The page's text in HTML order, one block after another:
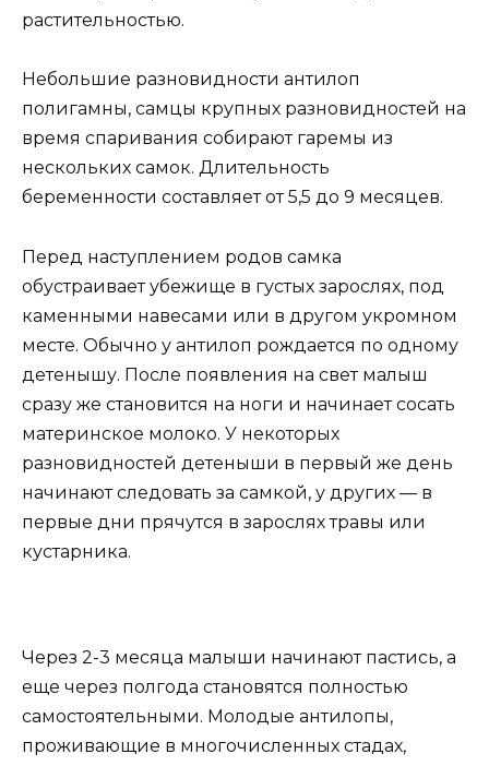
растительностью.
Небольшие разновидности антилоп
полигамны, самцы крупных разновидностей на
время спаривания собирают гаремы из
нескольких самок. Длительность
беременности составляет от 5,5 до 9 месяцев.
Перед наступлением родов самка
обустраивает убежище в густых зарослях, под
каменными навесами или в другом укромном
месте. Обычно у антилоп рождается по одному
детенышу. После появления на свет малыш
сразу же становится на ноги и начинает сосать
материнское молоко. У некоторых
разновидностей детеныши в первый же день
начинают следовать за самкой, у других — в
первые дни прячутся в зарослях травы или
кустарника.
Через 2-3 месяца малыши начинают пастись, а
еще через полгода становятся полностью
самостоятельными. Молодые антилопы,
проживающие в многочисленных стадах,